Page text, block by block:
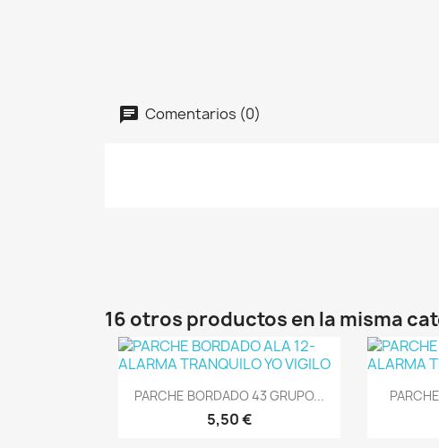
Comentarios (0)
16 otros productos en la misma
Vista rápida
PARCHE BORDADO 43 GRUPO...
5,50 €